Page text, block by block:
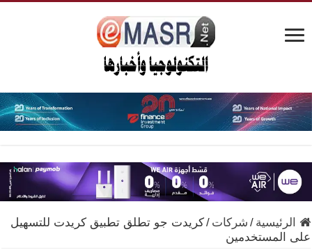
الرئيسية / شركات / كريدت جو تطلق تطبيق كريدت للتسهيل
على المستخدمين